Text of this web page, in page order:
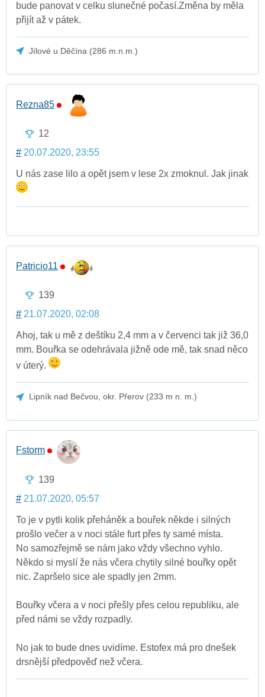
bude panovat v celku slunečné počasí.Změna by měla
přijít až v pátek.
Jílové u Děčína (286 m.n.m.)
Rezna85
12
# 20.07.2020, 23:55
U nás zase lilo a opět jsem v lese 2x zmoknul. Jak jinak
Patricio11
139
# 21.07.2020, 02:08
Ahoj, tak u mě z deštíku 2,4 mm a v červenci tak již 36,0
mm. Bouřka se odehrávala jižně ode mě, tak snad něco
v úterý.
Lipník nad Bečvou, okr. Přerov (233 m n. m.)
Fstorm
139
# 21.07.2020, 05:57
To je v pytli kolik přeháněk a bouřek někde i silných
prošlo večer a v noci stále furt přes ty samé místa.
No samozřejmě se nám jako vždy všechno vyhlo.
Někdo si myslí že nás včera chytily silné bouřky opět
nic. Zapršelo sice ale spadly jen 2mm.
Bouřky včera a v noci přešly přes celou republiku, ale
před námi se vždy rozpadly.
No jak to bude dnes uvidíme. Estofex má pro dnešek
drsnější předpověď než včera.